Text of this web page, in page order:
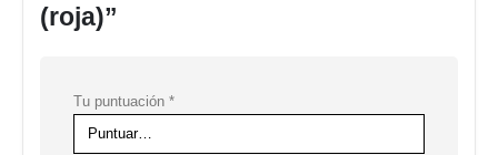
(roja)”
Tu puntuación *